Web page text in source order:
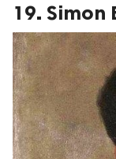
19. Simon